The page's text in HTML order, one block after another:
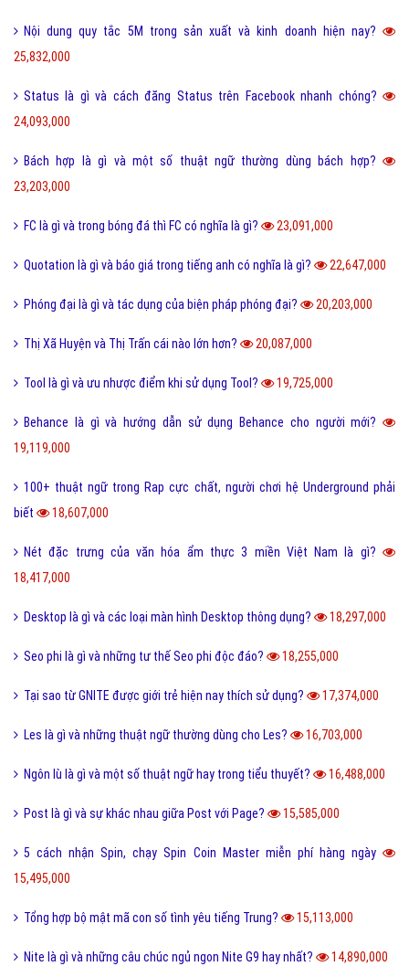
Nội dung quy tắc 5M trong sản xuất và kinh doanh hiện nay?
25,832,000
Status là gì và cách đăng Status trên Facebook nhanh chóng?
24,093,000
Bách hợp là gì và một số thuật ngữ thường dùng bách hợp?
23,203,000
FC là gì và trong bóng đá thì FC có nghĩa là gì? 23,091,000
Quotation là gì và báo giá trong tiếng anh có nghĩa là gì? 22,647,000
Phóng đại là gì và tác dụng của biện pháp phóng đại? 20,203,000
Thị Xã Huyện và Thị Trấn cái nào lớn hơn? 20,087,000
Tool là gì và ưu nhược điểm khi sử dụng Tool? 19,725,000
Behance là gì và hướng dẫn sử dụng Behance cho người mới?
19,119,000
100+ thuật ngữ trong Rap cực chất, người chơi hệ Underground phải
biết
18,607,000
Nét đặc trưng của văn hóa ẩm thực 3 miền Việt Nam là gì?
18,417,000
Desktop là gì và các loại màn hình Desktop thông dụng? 18,297,000
Seo phi là gì và những tư thế Seo phi độc đáo? 18,255,000
Tại sao từ GNITE được giới trẻ hiện nay thích sử dụng? 17,374,000
Les là gì và những thuật ngữ thường dùng cho Les? 16,703,000
Ngôn lù là gì và một số thuật ngữ hay trong tiểu thuyết? 16,488,000
Post là gì và sự khác nhau giữa Post với Page? 15,585,000
5 cách nhận Spin, chạy Spin Coin Master miễn phí hàng ngày
15,495,000
Tổng hợp bộ mật mã con số tình yêu tiếng Trung? 15,113,000
Nite là gì và những câu chúc ngủ ngon Nite G9 hay nhất? 14,890,000